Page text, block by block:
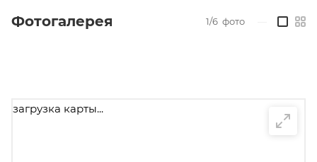
Фотогалерея 1/6 фото
загрузка карты...